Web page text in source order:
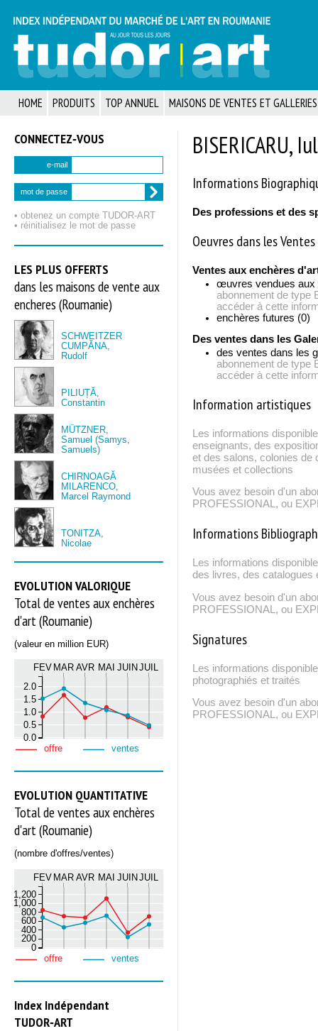
HOME PRODUITS TOP ANNUEL MAISONS DE VENTES ET GALLERIES
CONNECTEZ‑VOUS
e-mail
mot de passe
• obtenez un compte TUDOR‑ART
• réinitialisez le mot de passe
LES PLUS OFFERTS
dans les maisons de vente aux
encheres (Roumanie)
SCHWEITZER
CUMPĂNA,
Rudolf
PILIUȚĂ,
Constantin
MÜTZNER,
Samuel (Samys,
Samuels)
CHIRNOAGĂ
MILARENCO,
Marcel Raymond
TONITZA,
Nicolae
EVOLUTION VALORIQUE
Total de ventes aux enchères
d'art (Roumanie)
(valeur en million EUR)
FEV MAR AVR MAI JUIN JUIL
0.0
0.5
1.0
1.5
2.0
offre ventes
EVOLUTION QUANTITATIVE
Total de ventes aux enchères
d'art (Roumanie)
(nombre d'offres/ventes)
FEV MAR AVR MAI JUIN JUIL
0
200
400
600
800
1,000
1,200
offre ventes
Index Indépendant
TUDOR‑ART
BISERICARU,
Informations
Des professions et des
Oeuvres dans les
Ventes aux enchères
œuvres vendues
abonnement de type
accéder à cette
enchères futures (0)
Des ventes dans les
des ventes dans les
abonnement de type
accéder à cette
Information artistiques
Les informations
enseignants, des
et des salons, colonies de
musées et collections
Vous avez besoin d'un
PROFESSIONAL, ou
Informations
Les informations
des livres, des catalogues
Vous avez besoin d'un
PROFESSIONAL, ou
Signatures
Les informations
photographiés et traités
Vous avez besoin d'un
PROFESSIONAL, ou